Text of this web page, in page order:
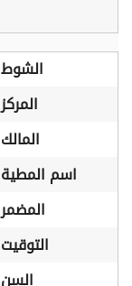
الشوط
المركز
المالك
اسم المطية
المضمر
التوقيت
السن